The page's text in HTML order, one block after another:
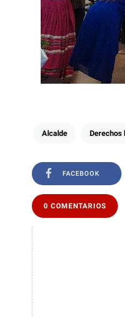
Alcalde Derechos
FACEBOOK
0 COMENTARIOS